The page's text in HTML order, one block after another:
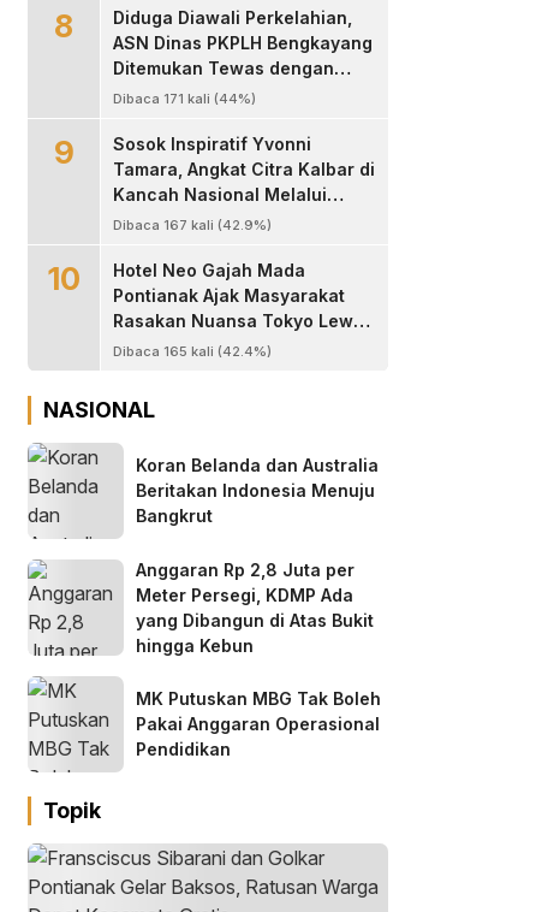
Masyarakat
8
Diduga Diawali Perkelahian,
ASN Dinas PKPLH Bengkayang
Ditemukan Tewas dengan
Luka Parah di Depan Cafe
Dibaca 171 kali (44%)
9
‎Sosok Inspiratif Yvonni
Tamara, Angkat Citra Kalbar di
Kancah Nasional Melalui
Dunia Digital ‎
Dibaca 167 kali (42.9%)
10
Hotel Neo Gajah Mada
Pontianak Ajak Masyarakat
Rasakan Nuansa Tokyo Lewat
Program “60 Seconds to
Dibaca 165 kali (42.4%)
NASIONAL
Koran Belanda dan Australia
Beritakan Indonesia Menuju
Bangkrut
Anggaran Rp 2,8 Juta per
Meter Persegi, KDMP Ada
yang Dibangun di Atas Bukit
hingga Kebun
MK Putuskan MBG Tak Boleh
Pakai Anggaran Operasional
Pendidikan
Topik